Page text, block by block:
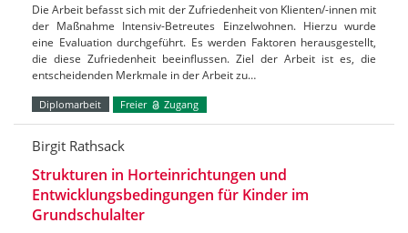
Die Arbeit befasst sich mit der Zufriedenheit von Klienten/-innen mit
der Maßnahme Intensiv-Betreutes Einzelwohnen. Hierzu wurde
eine Evaluation durchgeführt. Es werden Faktoren herausgestellt,
die diese Zufriedenheit beeinflussen. Ziel der Arbeit ist es, die
entscheidenden Merkmale in der Arbeit zu…
Diplomarbeit Freier Zugang
Birgit Rathsack
Strukturen in Horteinrichtungen und
Entwicklungsbedingungen für Kinder im
Grundschulalter